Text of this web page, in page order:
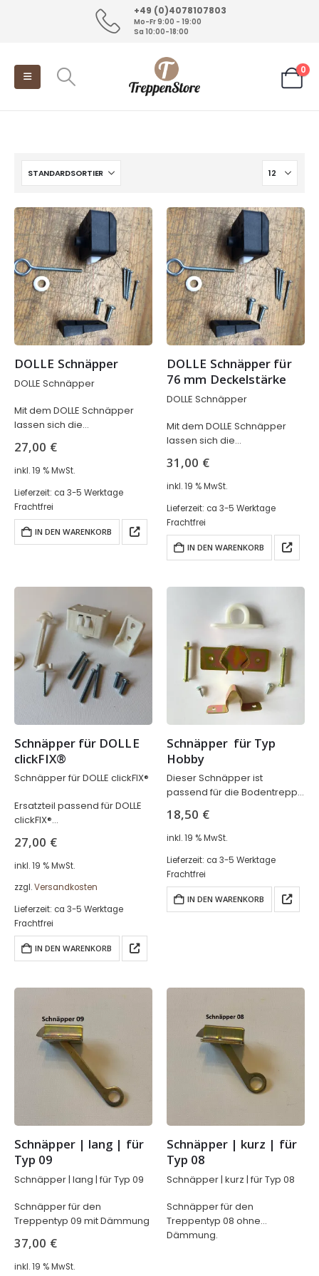
+49 (0)4078107803
Mo-Fr 9:00 - 19:00
Sa 10:00-18:00
0
DOLLE Schnäpper
DOLLE Schnäpper
Mit dem DOLLE Schnäpper
lassen sich die
DOLLE Bodentreppen, auch
genannt Dachbodentreppen,
27,00 €
inkl. 19 % MwSt.
Lieferzeit: ca 3-5 Werktage
Frachtfrei
IN DEN WARENKORB
DOLLE Schnäpper für
76 mm Deckelstärke
DOLLE Schnäpper
Mit dem DOLLE Schnäpper
lassen sich die
DOLLE Bodentreppen, auch
genannt Dachbodentreppen,
31,00 €
inkl. 19 % MwSt.
Lieferzeit: ca 3-5 Werktage
Frachtfrei
IN DEN WARENKORB
Schnäpper für DOLLE
clickFIX®
Schnäpper für DOLLE clickFIX®
Ersatzteil passend für DOLLE
clickFIX®
mm
27,00 €
inkl. 19 % MwSt.
zzgl.Versandkosten
Lieferzeit: ca 3-5 Werktage
Frachtfrei
IN DEN WARENKORB
Schnäpper  für Typ
Hobby
Dieser Schnäpper ist
passend für die Bodentreppe
18,50 €
inkl. 19 % MwSt.
Lieferzeit: ca 3-5 Werktage
Frachtfrei
IN DEN WARENKORB
Schnäpper | lang | für
Typ 09
Schnäpper | lang | für Typ 09
Schnäpper für den
Treppentyp 09 mit Dämmung
37,00 €
inkl. 19 % MwSt.
Schnäpper | kurz | für
Typ 08
Schnäpper | kurz | für Typ 08
Schnäpper für den
Treppentyp 08 ohne
Dämmung.